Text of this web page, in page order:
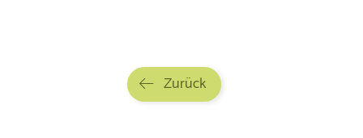
Zurück